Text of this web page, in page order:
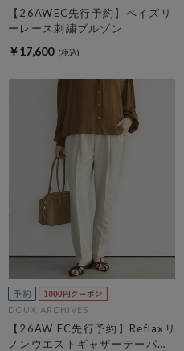
【26AWEC先行予約】ペイズリ
ーレース刺繍ブルゾン
￥17,600
DOUX ARCHIVES
【26AW EC先行予約】Reflaxリ
ノンウエストギャザーテーパー